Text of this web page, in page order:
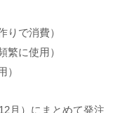
りで消費）
繁に使用）
）
月）にまとめて発注